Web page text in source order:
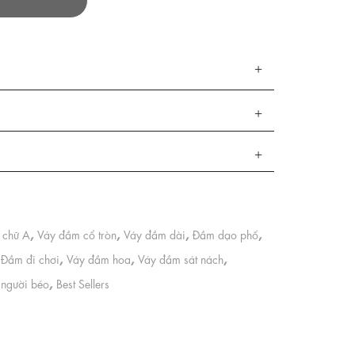
A, Váy đầm cổ tròn, Váy đầm dài, Đầm dạo phố,
Đầm đi chơi, Váy đầm hoa, Váy đầm sát nách,
béo, Best Sellers